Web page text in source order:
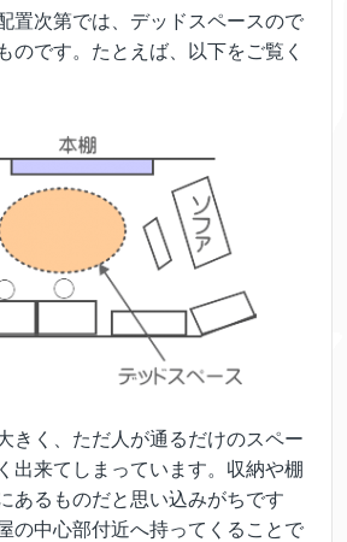
置次第では、デッドスペースので
のです。たとえば、以下をご覧く
きく、ただ人が通るだけのスペー
出来てしまっています。収納や棚
あるものだと思い込みがちです
の中心部付近へ持ってくることで